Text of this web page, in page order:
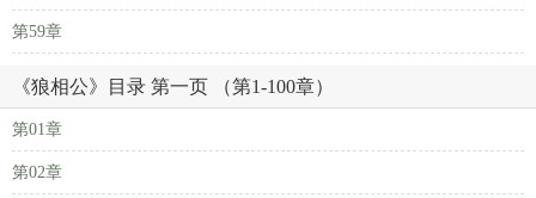
第59章
《狼相公》目录 第一页 （第1-100章）
第01章
第02章